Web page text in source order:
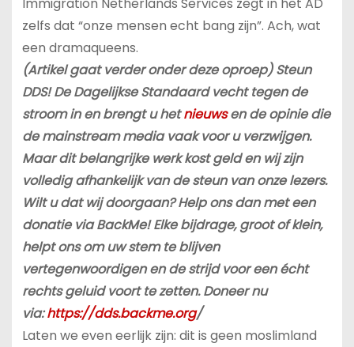
zelfs dat “onze mensen echt bang zijn”. Ach, wat
een dramaqueens.
(Artikel gaat verder onder deze oproep) Steun
DDS! De Dagelijkse Standaard vecht tegen de
stroom in en brengt u hetnieuwsen de opinie die
de mainstream media vaak voor u verzwijgen.
Maar dit belangrijke werk kost geld en wij zijn
volledig afhankelijk van de steun van onze lezers.
Wilt u dat wij doorgaan? Help ons dan met een
donatie via BackMe! Elke bijdrage, groot of klein,
helpt ons om uw stem te blijven
vertegenwoordigen en de strijd voor een écht
rechts geluid voort te zetten. Doneer nu
via:https://dds.backme.org/
Laten we even eerlijk zijn: dit is geen moslimland